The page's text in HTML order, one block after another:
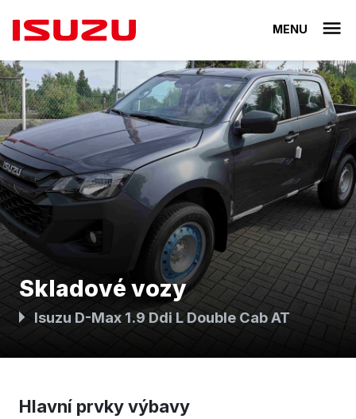
MENU
Skladové vozy
Isuzu D-Max 1.9 Ddi L Double Cab AT
Hlavní prvky výbavy